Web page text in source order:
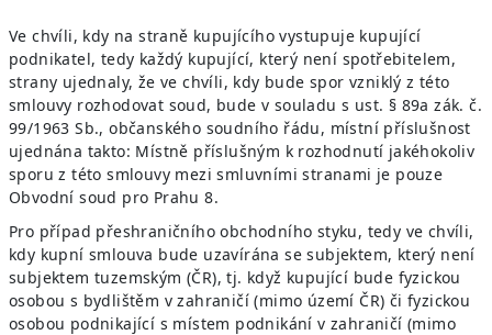
Ve chvíli, kdy na straně kupujícího vystupuje kupující
podnikatel, tedy každý kupující, který není spotřebitelem,
strany ujednaly, že ve chvíli, kdy bude spor vzniklý z této
smlouvy rozhodovat soud, bude v souladu s ust. § 89a zák. č.
99/1963 Sb., občanského soudního řádu, místní příslušnost
ujednána takto: Místně příslušným k rozhodnutí jakéhokoliv
sporu z této smlouvy mezi smluvními stranami je pouze
Obvodní soud pro Prahu 8.
Pro případ přeshraničního obchodního styku, tedy ve chvíli,
kdy kupní smlouva bude uzavírána se subjektem, který není
subjektem tuzemským (ČR), tj. když kupující bude fyzickou
osobou s bydlištěm v zahraničí (mimo území ČR) či fyzickou
osobou podnikající s místem podnikání v zahraničí (mimo